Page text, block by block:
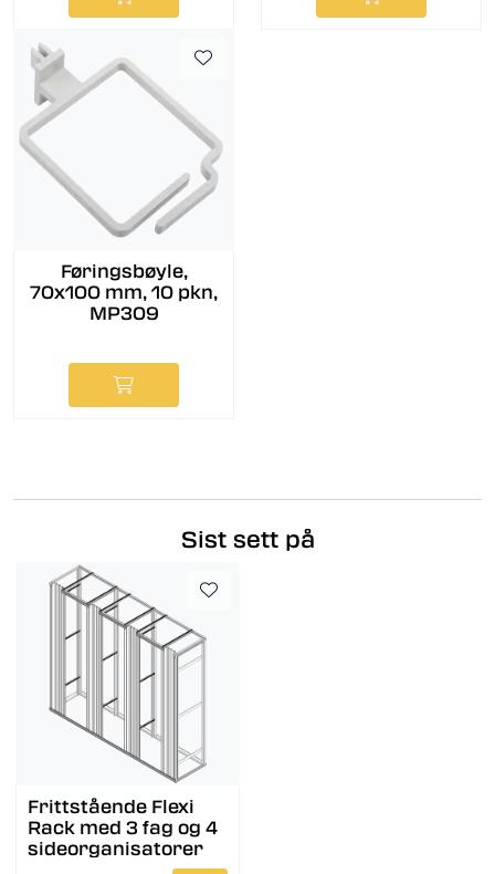
Føringsbøyle,
70x100 mm, 10 pkn,
MP309
Sist sett på
Frittstående Flexi
Rack med 3 fag og 4
sideorganisatorer